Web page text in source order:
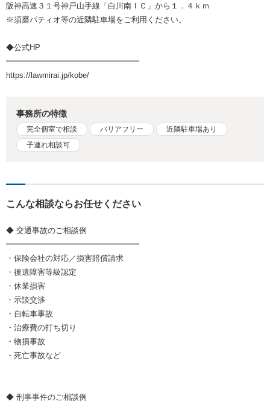
阪神高速３１号神戸山手線「白川南ＩＣ」から１．４ｋｍ
※須磨パティオ等の近隣駐車場をご利用ください。
◆公式HP
━━━━━━━━━━━━━━━━━
https://lawmirai.jp/kobe/
事務所の特徴
完全個室で相談 バリアフリー
近隣駐車場あり
子連れ相談可
こんな相談ならお任せください
◆ 交通事故のご相談例
━━━━━━━━━━━━━━━━━
・保険会社の対応／損害賠償請求
・後遺障害等級認定
・休業損害
・示談交渉
・自転車事故
・治療費の打ち切り
・物損事故
・死亡事故など
◆ 刑事事件のご相談例